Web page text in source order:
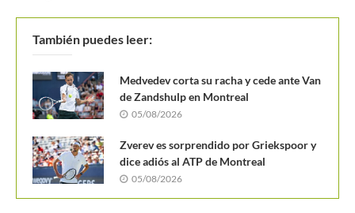
También puedes leer:
Medvedev corta su racha y cede ante Van
de Zandshulp en Montreal
05/08/2026
Zverev es sorprendido por Griekspoor y
dice adiós al ATP de Montreal
05/08/2026